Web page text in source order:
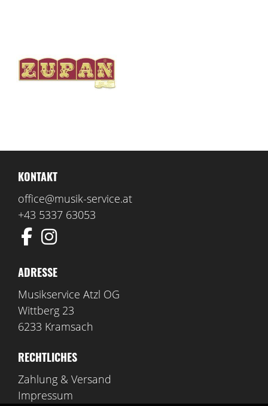
KONTAKT
office@musik-service.at
+43 5337 63053
ADRESSE
Musikservice Atzl OG
Wittberg 23
6233 Kramsach
RECHTLICHES
Zahlung & Versand
Impressum